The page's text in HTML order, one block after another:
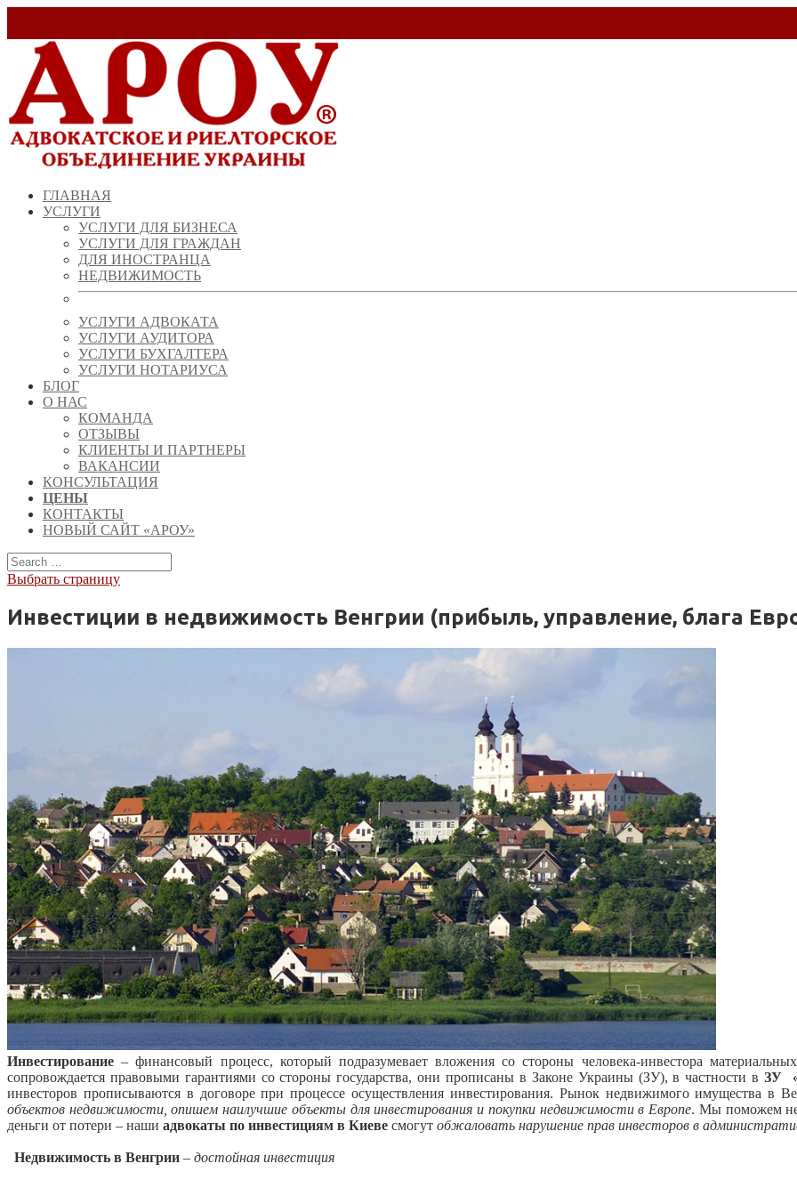
ГЛАВНАЯ
УСЛУГИ
УСЛУГИ ДЛЯ БИЗНЕСА
УСЛУГИ ДЛЯ ГРАЖДАН
ДЛЯ ИНОСТРАНЦА
НЕДВИЖИМОСТЬ
УСЛУГИ АДВОКАТА
УСЛУГИ АУДИТОРА
УСЛУГИ БУХГАЛТЕРА
УСЛУГИ НОТАРИУСА
БЛОГ
О НАС
КОМАНДА
ОТЗЫВЫ
КЛИЕНТЫ И ПАРТНЕРЫ
ВАКАНСИИ
КОНСУЛЬТАЦИЯ
ЦЕНЫ
КОНТАКТЫ
НОВЫЙ САЙТ «АРОУ»
Выбрать страницу
Инвестиции в недвижимость Венгрии (прибыль, управление, блага
Инвестирование – финансовый процесс, который подразумевает вложения со стороны человека-инвестора
сопровождается правовыми гарантиями со стороны государства, они прописаны в Законе Украины (ЗУ), в частности вЗУ
инвесторов прописываются в договоре при процессе осуществления инвестирования. Рынок недвижимого имущества в
объектов недвижимости, опишем наилучшие объекты для инвестирования и покупки недвижимости в Европе. Мы поможем не
деньги от потери – наши адвокаты по инвестициям в Киеве смогут обжаловать нарушение прав инвесторов в
Недвижимость в Венгрии – достойная инвестиция